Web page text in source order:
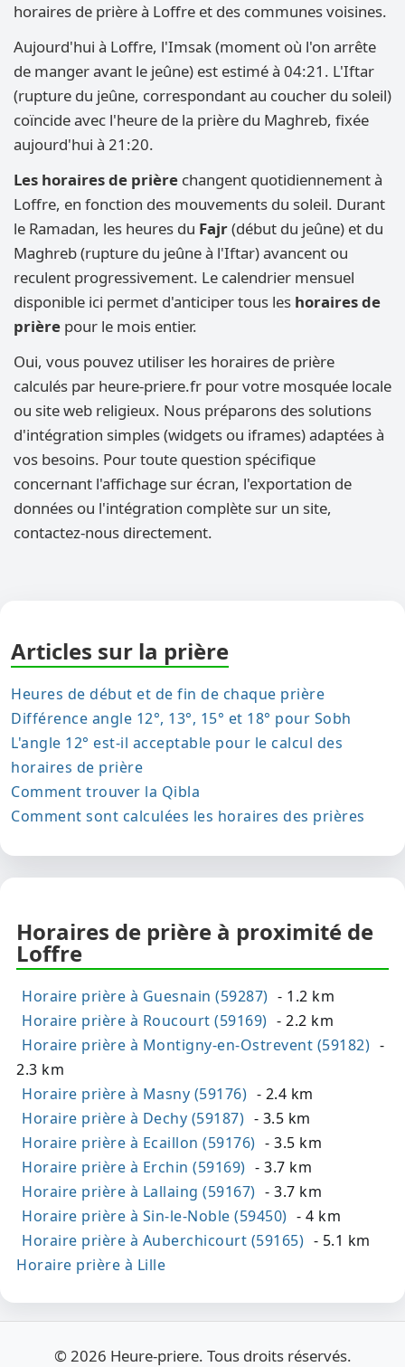
horaires de prière à Loffre et des communes voisines.
Aujourd'hui à Loffre, l'Imsak (moment où l'on arrête
de manger avant le jeûne) est estimé à 04:21. L'Iftar
(rupture du jeûne, correspondant au coucher du soleil)
coïncide avec l'heure de la prière du Maghreb, fixée
aujourd'hui à 21:20.
Les horaires de prière changent quotidiennement à
Loffre, en fonction des mouvements du soleil. Durant
le Ramadan, les heures du Fajr(début du jeûne) et du
Maghreb (rupture du jeûne à l'Iftar) avancent ou
reculent progressivement. Le calendrier mensuel
disponible ici permet d'anticiper tous les horaires de
prière pour le mois entier.
Oui, vous pouvez utiliser les horaires de prière
calculés par heure-priere.fr pour votre mosquée locale
ou site web religieux. Nous préparons des solutions
d'intégration simples (widgets ou iframes) adaptées à
vos besoins. Pour toute question spécifique
concernant l'affichage sur écran, l'exportation de
données ou l'intégration complète sur un site,
contactez-nous directement.
Articles sur la prière
Heures de début et de fin de chaque prière
Différence angle 12°, 13°, 15° et 18° pour Sobh
L'angle 12° est-il acceptable pour le calcul des
horaires de prière
Comment trouver la Qibla
Comment sont calculées les horaires des prières
Horaires de prière à proximité de
Loffre
Horaire prière à Guesnain (59287) - 1.2 km
Horaire prière à Roucourt (59169) - 2.2 km
Horaire prière à Montigny-en-Ostrevent (59182) -
2.3 km
Horaire prière à Masny (59176) - 2.4 km
Horaire prière à Dechy (59187) - 3.5 km
Horaire prière à Ecaillon (59176) - 3.5 km
Horaire prière à Erchin (59169) - 3.7 km
Horaire prière à Lallaing (59167) - 3.7 km
Horaire prière à Sin-le-Noble (59450) - 4 km
Horaire prière à Auberchicourt (59165) - 5.1 km
Horaire prière à Lille
© 2026 Heure-priere. Tous droits réservés.